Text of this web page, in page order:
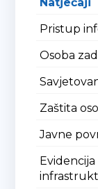
Pristup
Osoba
Zaštita
Javne